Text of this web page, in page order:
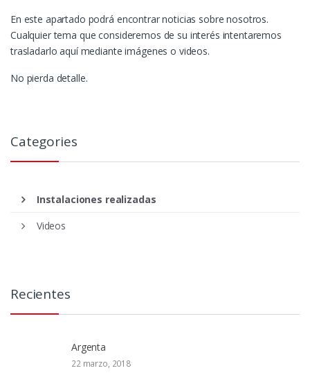
En este apartado podrá encontrar noticias sobre nosotros.
Cualquier tema que consideremos de su interés intentaremos
trasladarlo aquí mediante imágenes o videos.
No pierda detalle.
Categories
Instalaciones realizadas
Videos
Recientes
Argenta
22 marzo, 2018